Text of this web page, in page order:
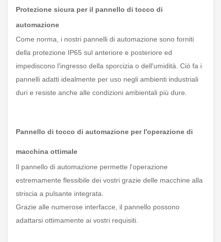
Protezione sicura per il pannello di tocco di
automazione
Come norma, i nostri pannelli di automazione sono forniti
della protezione IP65 sul anteriore e posteriore ed
impediscono l'ingresso della sporcizia o dell'umidità. Ciò fa i
pannelli adatti idealmente per uso negli ambienti industriali
duri e resiste anche alle condizioni ambientali più dure.
Pannello di tocco di automazione per l'operazione di
macchina ottimale
Il pannello di automazione permette l'operazione
estremamente flessibile dei vostri grazie delle macchine alla
striscia a pulsante integrata.
Grazie alle numerose interfacce, il pannello possono
adattarsi ottimamente ai vostri requisiti.